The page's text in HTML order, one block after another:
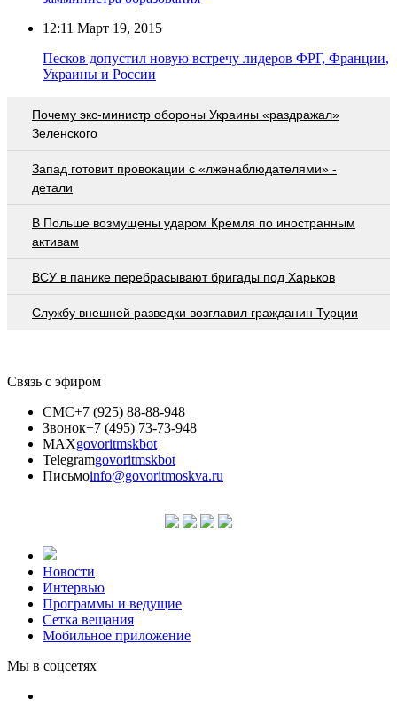
12:11 Март 19, 2015
Песков допустил новую встречу лидеров ФРГ, Франции,
Украины и России
Почему экс-министр обороны Украины «раздражал»
Зеленского
Запад готовит провокации с «лженаблюдателями» -
детали
В Польше возмущены ударом Кремля по иностранным
активам
ВСУ в панике перебрасывают бригады под Харьков
Службу внешней разведки возглавил гражданин Турции
Связь с эфиром
СМС+7 (925) 88-88-948
Звонок+7 (495) 73-73-948
MAXgovoritmskbot
Telegramgovoritmskbot
Письмоinfo@govoritmoskva.ru
Новости
Интервью
Программы и ведущие
Сетка вещания
Мобильное приложение
Мы в соцсетях